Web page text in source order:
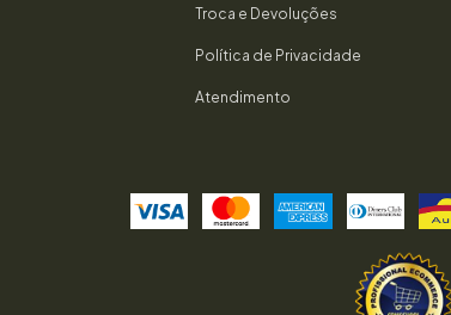
Troca e Devoluções
Política de Privacidade
Atendimento